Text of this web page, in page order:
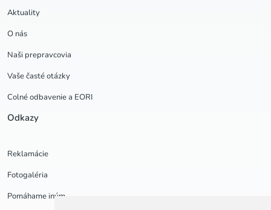
Aktuality
O nás
Naši prepravcovia
Vaše časté otázky
Colné odbavenie a EORI
Odkazy
Reklamácie
Fotogaléria
Pomáhame iným